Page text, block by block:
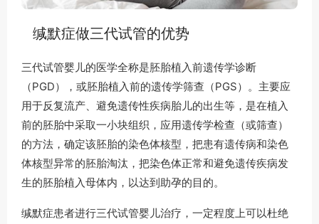
缄默症做三代试管的优势
三代试管婴儿的医学全称是胚胎植入前遗传学诊断
（PGD），或胚胎植入前的遗传学筛查（PGS）。主要应
用于反复流产、避免遗传性疾病胎儿的出生等，是在植入
前的胚胎中采取一小块组织，应用遗传学检查（或筛查）
的方法，确定该胚胎的染色体核型，把患有遗传病和染色
体核型异常的胚胎淘汰，把染色体正常和避免遗传疾病发
生的胚胎植入母体内，以达到助孕的目的。
缄默症患者进行三代试管婴儿治疗，一定程度上可以杜绝